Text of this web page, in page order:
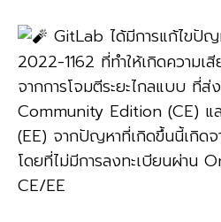
GitLab ได้มีการแก้ไขปั
2022-1162 ที่ทำให้เกิดความ
จากการโจมตีระยะไกลแบบ ที่
Community Edition (CE)
(EE) จากปัญหาที่เกิดขึ้นนี้เกิด
โดยที่ไม่มีการลงทะเบียนผ่าน
CE/EE